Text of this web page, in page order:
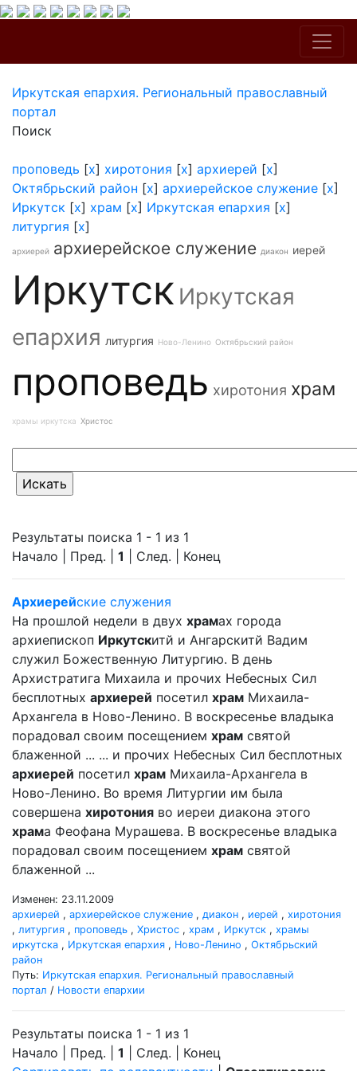
Иркутская епархия. Региональный православный
портал
Поиск
проповедь [x] хиротония [x] архиерей [x]
Октябрьский район [x] архиерейское служение [x]
Иркутск [x] храм [x] Иркутская епархия [x]
литургия [x]
архиерей архиерейское служение диакон иерей
Иркутск Иркутская
епархия литургия Ново-Ленино Октябрьский район
проповедь хиротония храм
храмы иркутска Христос
Результаты поиска 1 - 1 из 1
Начало | Пред. | 1 | След. | Конец
Архиерейские служения
На прошлой недели в двух храмах города
архиепископ Иркутскитй и Ангарскитй Вадим
служил Божественную Литургию. В день
Архистратига Михаила и прочих Небесных Сил
бесплотных архиерей посетил храм Михаила-
Архангела в Ново-Ленино. В воскресенье владыка
порадовал своим посещением храм святой
блаженной ... ... и прочих Небесных Сил бесплотных
архиерей посетил храм Михаила-Архангела в
Ново-Ленино. Во время Литургии им была
совершена хиротония во иереи диакона этого
храма Феофана Мурашева. В воскресенье владыка
порадовал своим посещением храм святой
блаженной ...
Изменен: 23.11.2009
архиерей , архиерейское служение , диакон , иерей , хиротония
, литургия , проповедь , Христос , храм , Иркутск , храмы
иркутска , Иркутская епархия , Ново-Ленино , Октябрьский
район
Путь: Иркутская епархия. Региональный православный
портал / Новости епархии
Результаты поиска 1 - 1 из 1
Начало | Пред. | 1 | След. | Конец